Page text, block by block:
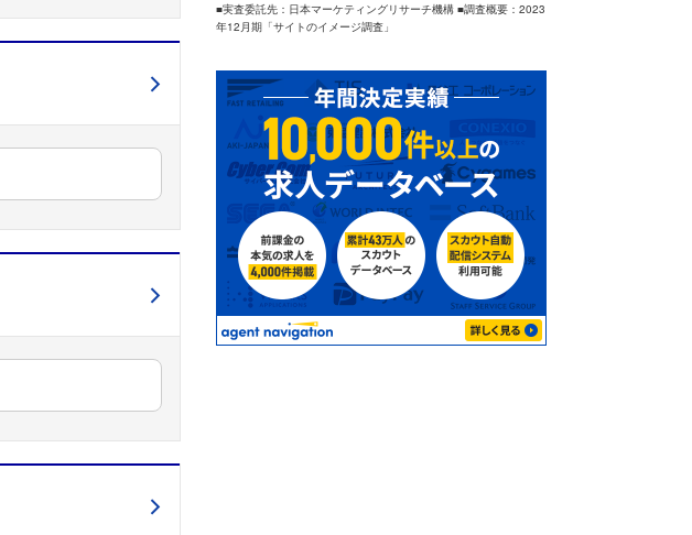
■実査委託先：日本マーケティングリサーチ機構 ■調査概要：2023
年12月期「サイトのイメージ調査」